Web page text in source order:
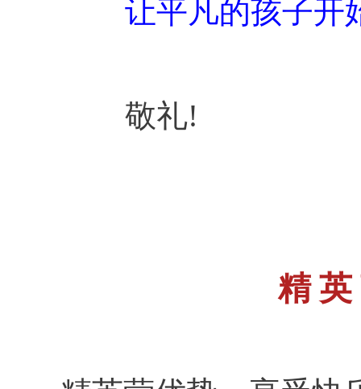
让平凡的孩子开始
敬礼!
精